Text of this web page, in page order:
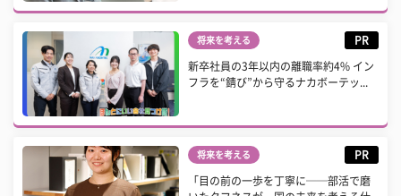
将来を考える PR
新卒社員の3年以内の離職率約4% イン
フラを“錆び”から守るナカボーテッ...
将来を考える PR
「目の前の一歩を丁寧に──部活で磨